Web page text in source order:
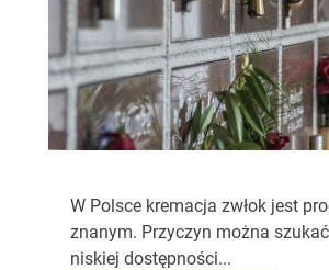
W Polsce kremacja zwłok jest
znanym. Przyczyn można
niskiej dostępności...